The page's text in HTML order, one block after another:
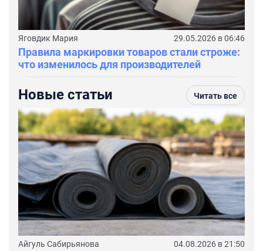
Яговдик Мария 29.05.2026 в 06:46
Правила маркировки товаров стали строже:
что изменилось для производителей
Новые статьи Читать все
Айгуль Сабирьянова 04.08.2026 в 21:50